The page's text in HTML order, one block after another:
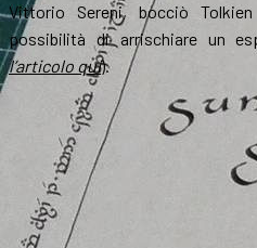
Vittorio Sereni, bocciò
possibilità di arrischiare un
l’articolo qui).